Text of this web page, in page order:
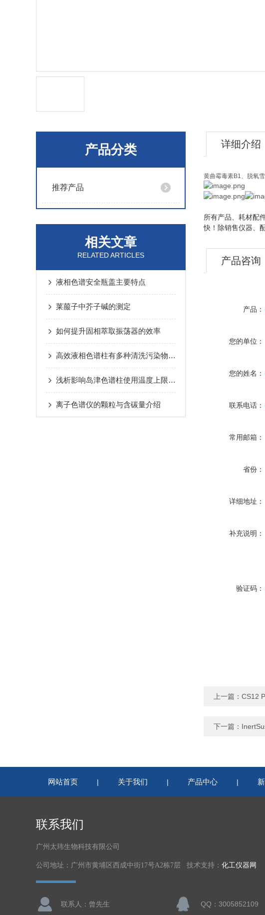
产品分类
推荐产品
相关文章
RELATED ARTICLES
液相色谱安全瓶盖主要特点
莱菔子中芥子碱的测定
如何提升固相萃取振荡器的效率
高效液相色谱柱有多种清洗污染物的方式
浅析影响岛津色谱柱使用温度上限的因素
离子色谱仪的颗粒与含碳量介绍
详细介绍
黄曲霉毒素B1、脱氧
所有产品、耗材配
快！除销售仪器、
产品咨询
产品：
您的单位：
您的姓名：
联系电话：
常用邮箱：
省份：
详细地址：
补充说明：
验证码：
上一篇： CS12
下一篇：
网站首页 | 关于我们 | 产品中心 |
联系我们
广州太玮生物科技有限公司
公司地址：广州市黄埔区西成中街17号A2栋7层 技术支持： 化工仪器网
联系人：曾先生 QQ：3005852109